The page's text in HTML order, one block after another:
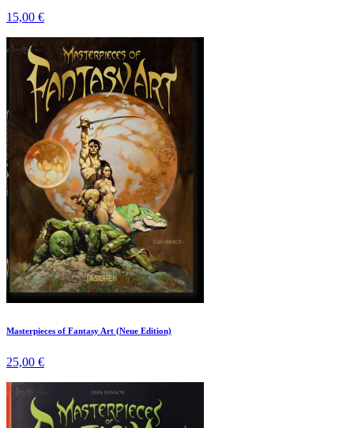
15,00 €
Masterpieces of Fantasy Art (Neue Edition)
25,00 €